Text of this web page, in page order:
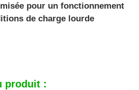
pour un fonctionnement
de charge lourde
produit :